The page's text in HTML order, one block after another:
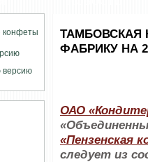
ТАМБОВСКАЯ
ФАБРИКУ НА
ОАО
«Пензенская
следует из